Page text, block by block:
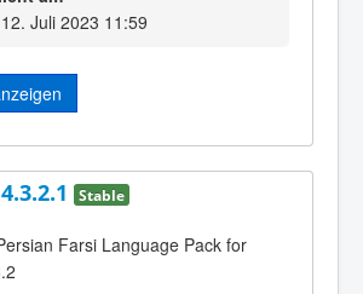
Juli 2023 11:59
Stable
Farsi Language Pack for